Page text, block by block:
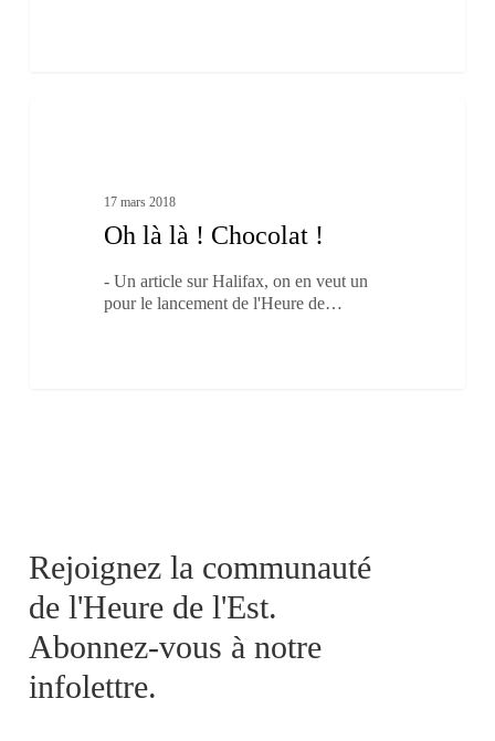
17 mars 2018
Oh là là ! Chocolat !
- Un article sur Halifax, on en veut un
pour le lancement de l'Heure de…
Rejoignez la communauté
de l'Heure de l'Est.
Abonnez-vous à notre
infolettre.